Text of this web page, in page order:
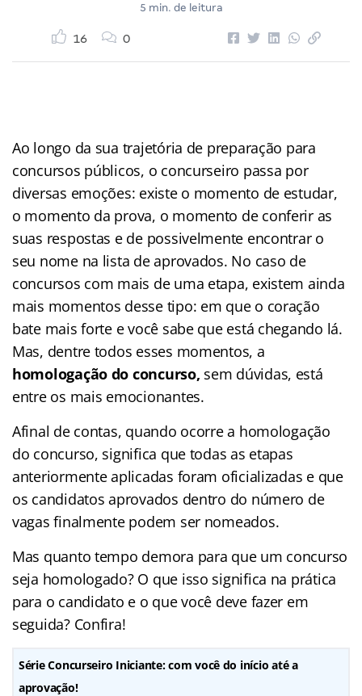
5 min. de leitura
16 0
Ao longo da sua trajetória de preparação para
concursos públicos, o concurseiro passa por
diversas emoções: existe o momento de estudar,
o momento da prova, o momento de conferir as
suas respostas e de possivelmente encontrar o
seu nome na lista de aprovados. No caso de
concursos com mais de uma etapa, existem ainda
mais momentos desse tipo: em que o coração
bate mais forte e você sabe que está chegando lá.
Mas, dentre todos esses momentos, a
homologação do concurso, sem dúvidas, está
entre os mais emocionantes.
Afinal de contas, quando ocorre a homologação
do concurso, significa que todas as etapas
anteriormente aplicadas foram oficializadas e que
os candidatos aprovados dentro do número de
vagas finalmente podem ser nomeados.
Mas quanto tempo demora para que um concurso
seja homologado? O que isso significa na prática
para o candidato e o que você deve fazer em
seguida? Confira!
Série Concurseiro Iniciante: com você do início até a
aprovação!